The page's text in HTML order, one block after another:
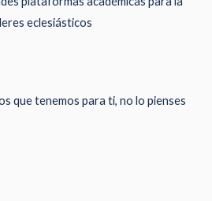
eclesiásticos
que tenemos para ti, no lo pienses